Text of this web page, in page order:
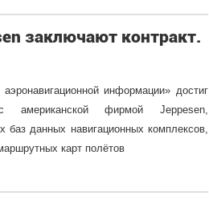
заключают контракт.
информации» достиг
американской фирмой Jeppesen,
баз данных навигационных комплексов,
карт полётов